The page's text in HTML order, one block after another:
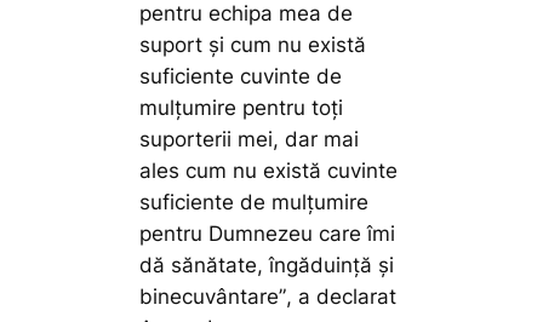
pentru echipa mea de
suport și cum nu există
suficiente cuvinte de
mulțumire pentru toți
suporterii mei, dar mai
ales cum nu există cuvinte
suficiente de mulțumire
pentru Dumnezeu care îmi
dă sănătate, îngăduință și
binecuvântare”, a declarat